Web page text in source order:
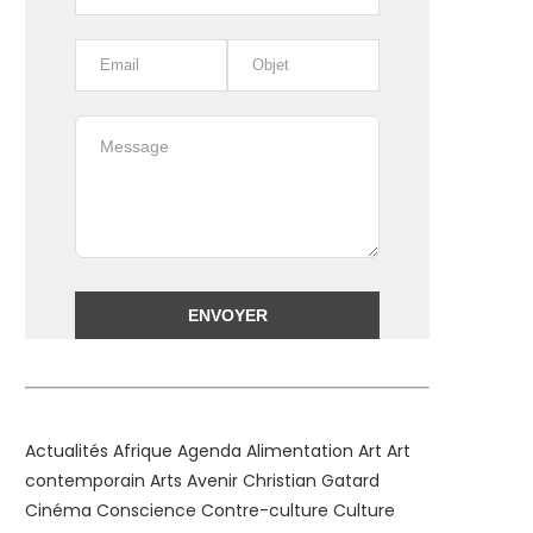
Actualités Afrique Agenda Alimentation Art Art
contemporain Arts Avenir Christian Gatard
Cinéma Conscience Contre-culture Culture